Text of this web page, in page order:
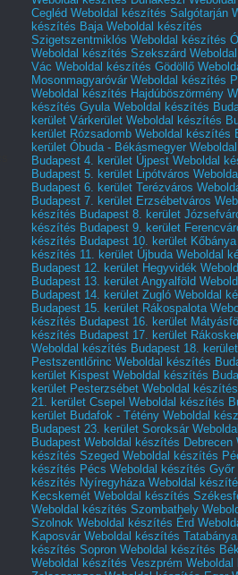
Cegléd Weboldal készítés Salgótarján
készítés Baja Weboldal készítés
Szigetszentmiklós Weboldal készítés
Weboldal készítés Szekszárd
Vác Weboldal készítés Gödöllő
Mosonmagyaróvár Weboldal készítés
Weboldal készítés Hajdúböszörmény
készítés Gyula Weboldal készítés
kerület Várkerület Weboldal készítés
kerület Rózsadomb Weboldal készítés
kerület Óbuda - Békásmegyer
Budapest 4. kerület Újpest Weboldal
Budapest 5. kerület Lipótváros
Budapest 6. kerület Terézváros
Budapest 7. kerület Erzsébetváros
készítés Budapest 8. kerület
készítés Budapest 9. kerület
készítés Budapest 10. kerület Kőbánya
készítés 11. kerület Újbuda Weboldal
Budapest 12. kerület Hegyvidék
Budapest 13. kerület Angyalföld
Budapest 14. kerület Zugló Weboldal
Budapest 15. kerület Rákospalota
készítés Budapest 16. kerület
készítés Budapest 17. kerület
Weboldal készítés Budapest 18. kerület
Pestszentlőrinc Weboldal készítés
kerület Kispest Weboldal készítés
kerület Pesterzsébet Weboldal
21. kerület Csepel Weboldal készítés
kerület Budafok - Tétény Weboldal
Budapest 23. kerület Soroksár
Budapest Weboldal készítés Debrecen
készítés Szeged Weboldal készítés
készítés Pécs Weboldal készítés Győr
készítés Nyíregyháza Weboldal
Kecskemét Weboldal készítés
Weboldal készítés Szombathely
Szolnok Weboldal készítés Érd
Kaposvár Weboldal készítés Tatabánya
készítés Sopron Weboldal készítés
Weboldal készítés Veszprém